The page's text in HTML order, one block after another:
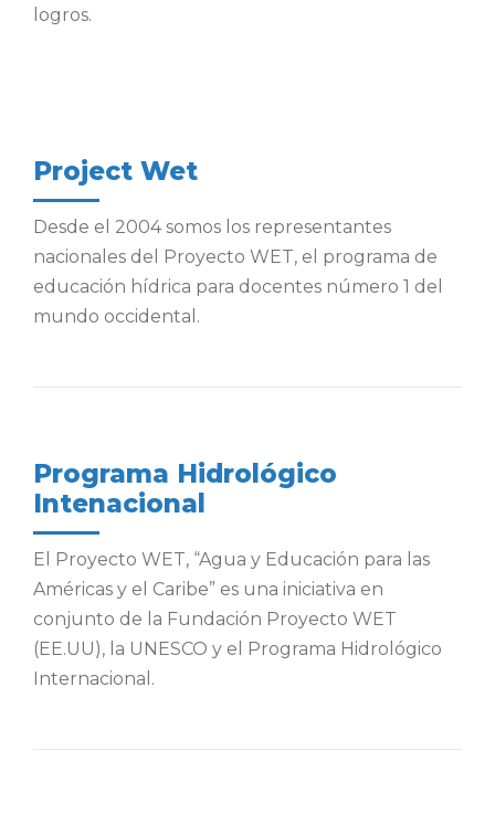
logros.
Project Wet
Desde el 2004 somos los representantes
nacionales del Proyecto WET, el programa de
educación hídrica para docentes número 1 del
mundo occidental.
Programa Hidrológico
Intenacional
El Proyecto WET, “Agua y Educación para las
Américas y el Caribe” es una iniciativa en
conjunto de la Fundación Proyecto WET
(EE.UU), la UNESCO y el Programa Hidrológico
Internacional.